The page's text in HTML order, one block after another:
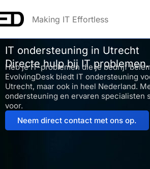
Making IT Effortless
IT ondersteuning in Utrecht
Directe hulp bij IT problemen.
Heb je IT-problemen die je bedrijf
EvolvingDesk biedt IT ondersteuning
Utrecht, maar ook in heel Nederland.
ondersteuning en ervaren specialisten
voor.
Neem direct contact met ons op.